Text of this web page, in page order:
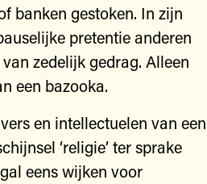
banken gestoken. In zijn
pretentie anderen
zedelijk gedrag. Alleen
een bazooka.
en intellectuelen van een
‘religie’ ter sprake
eens wijken voor